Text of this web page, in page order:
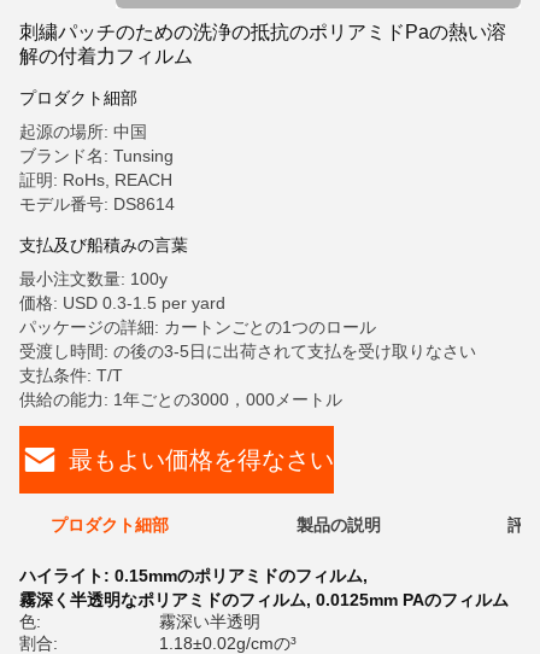
刺繍パッチのための洗浄の抵抗のポリアミドPaの熱い溶
解の付着力フィルム
プロダクト細部
起源の場所: 中国
ブランド名: Tunsing
証明: RoHs, REACH
モデル番号: DS8614
支払及び船積みの言葉
最小注文数量: 100y
価格: USD 0.3-1.5 per yard
パッケージの詳細: カートンごとの1つのロール
受渡し時間: の後の3-5日に出荷されて支払を受け取りなさい
支払条件: T/T
供給の能力: 1年ごとの3000，000メートル
最もよい価格を得なさい
プロダクト細部 製品の説明 評
ハイライト: 0.15mmのポリアミドのフィルム,
霧深く半透明なポリアミドのフィルム, 0.0125mm PAのフィルム
色:
霧深い半透明
割合:
1.18±0.02g/cmの³